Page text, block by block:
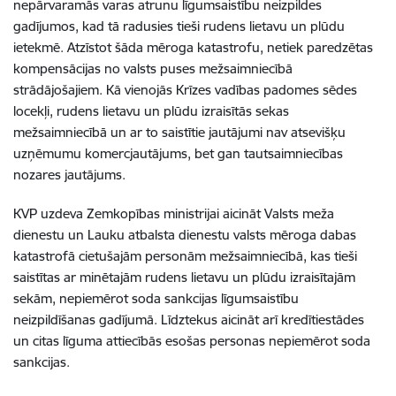
nepārvaramās varas atrunu līgumsaistību neizpildes
gadījumos, kad tā radusies tieši rudens lietavu un plūdu
ietekmē. Atzīstot šāda mēroga katastrofu, netiek paredzētas
kompensācijas no valsts puses mežsaimniecībā
strādājošajiem. Kā vienojās Krīzes vadības padomes sēdes
locekļi, rudens lietavu un plūdu izraisītās sekas
mežsaimniecībā un ar to saistītie jautājumi nav atsevišķu
uzņēmumu komercjautājums, bet gan tautsaimniecības
nozares jautājums.
KVP uzdeva Zemkopības ministrijai aicināt Valsts meža
dienestu un Lauku atbalsta dienestu valsts mēroga dabas
katastrofā cietušajām personām mežsaimniecībā, kas tieši
saistītas ar minētajām rudens lietavu un plūdu izraisītajām
sekām, nepiemērot soda sankcijas līgumsaistību
neizpildīšanas gadījumā. Līdztekus aicināt arī kredītiestādes
un citas līguma attiecībās esošas personas nepiemērot soda
sankcijas.